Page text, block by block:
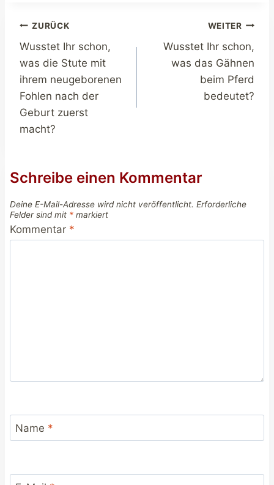
Beitragsnavigation
ZURÜCK
Wusstet Ihr schon,
was die Stute mit
ihrem neugeborenen
Fohlen nach der
Geburt zuerst
macht?
WEITER
Wusstet Ihr schon,
was das Gähnen
beim Pferd
bedeutet?
Schreibe einen Kommentar
Deine E-Mail-Adresse wird nicht veröffentlicht. Erforderliche
Felder sind mit * markiert
Kommentar *
Name *